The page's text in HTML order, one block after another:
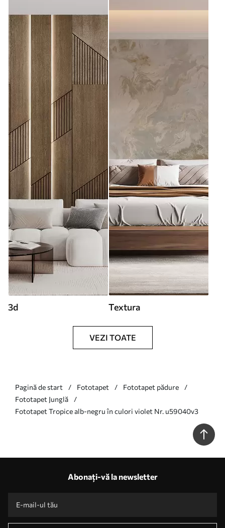
3d Textura
VEZI TOATE
Pagină de start Fototapet
Fototapet pădure
Fototapet Junglă
Fototapet Tropice alb-negru în culori violet Nr. u59040v3
Abonați-vă la newsletter